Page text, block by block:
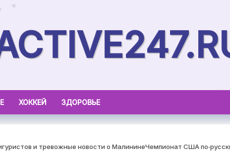
ХОККЕЙ ЗДОРОВЬЕ
и тревожные новости о МалининеЧемпионат США